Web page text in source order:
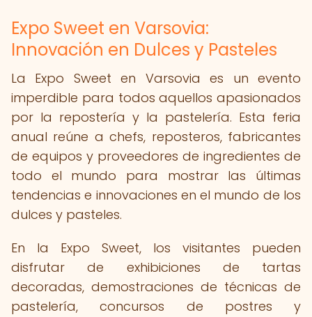
Expo Sweet en Varsovia:
Innovación en Dulces y Pasteles
La Expo Sweet en Varsovia es un evento
imperdible para todos aquellos apasionados
por la repostería y la pastelería. Esta feria
anual reúne a chefs, reposteros, fabricantes
de equipos y proveedores de ingredientes de
todo el mundo para mostrar las últimas
tendencias e innovaciones en el mundo de los
dulces y pasteles.
En la Expo Sweet, los visitantes pueden
disfrutar de exhibiciones de tartas
decoradas, demostraciones de técnicas de
pastelería, concursos de postres y